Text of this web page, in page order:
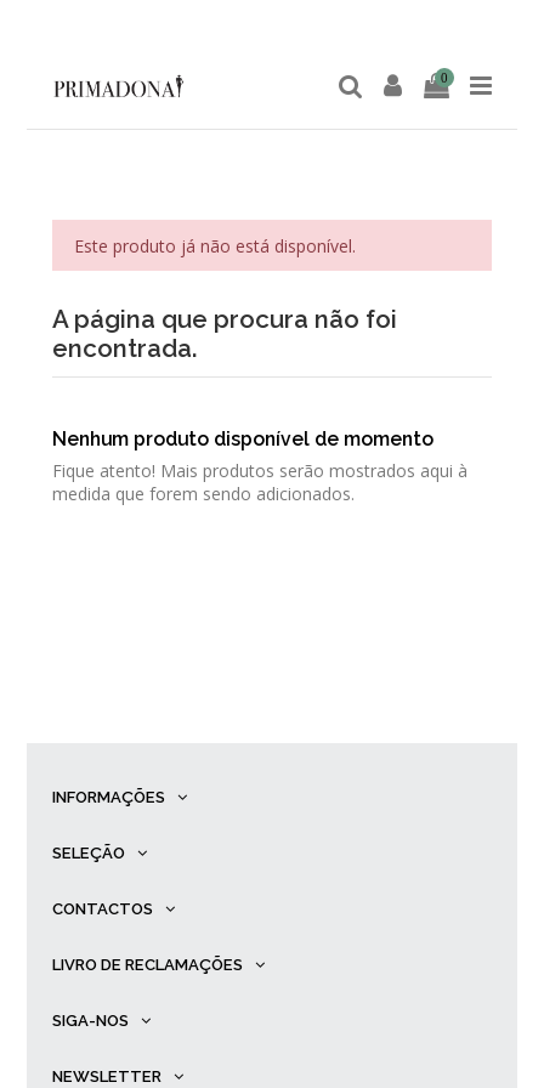
0
Este produto já não está disponível.
A página que procura não foi
encontrada.
Nenhum produto disponível de momento
Fique atento! Mais produtos serão mostrados aqui à
medida que forem sendo adicionados.
INFORMAÇÕES
SELEÇÃO
CONTACTOS
LIVRO DE RECLAMAÇÕES
SIGA-NOS
NEWSLETTER